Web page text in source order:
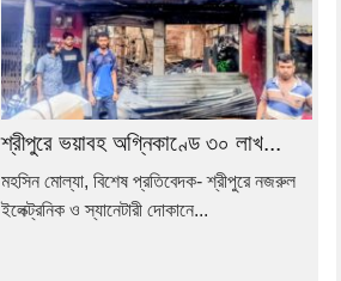
শ্রীপুরে ভয়াবহ অগ্নিকাণ্ডে ৩০ লাখ...
মহসিন মোল্যা, বিশেষ প্রতিবেদক- শ্রীপুরে নজরুল
ইলেক্ট্রনিক ও স্যানেটারী দোকানে...